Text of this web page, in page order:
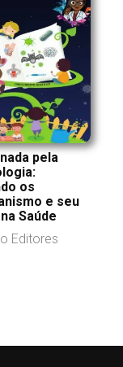
pela
os
e seu
Saúde
Editores